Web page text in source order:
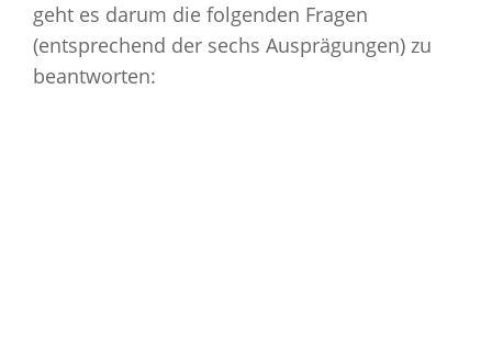
geht es darum die folgenden Fragen
(entsprechend der sechs Ausprägungen) zu
beantworten: